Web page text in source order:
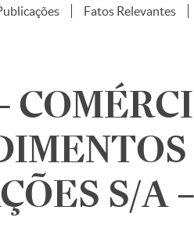
Fatos Relevantes
S/A